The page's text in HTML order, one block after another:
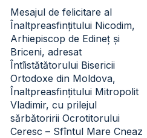
Mesajul de felicitare al
Înaltpreasfințitului Nicodim,
Arhiepiscop de Edineț și
Briceni, adresat
Întîistătătorului Bisericii
Ortodoxe din Moldova,
Înaltpreasfințitului Mitropolit
Vladimir, cu prilejul
sărbătoririi Ocrotitorului
Ceresc – Sfîntul Mare Cneaz